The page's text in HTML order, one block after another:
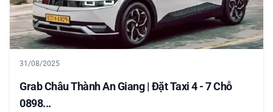
31/08/2025
Grab Châu Thành An Giang | Đặt Taxi 4 - 7 Chỗ
0898...